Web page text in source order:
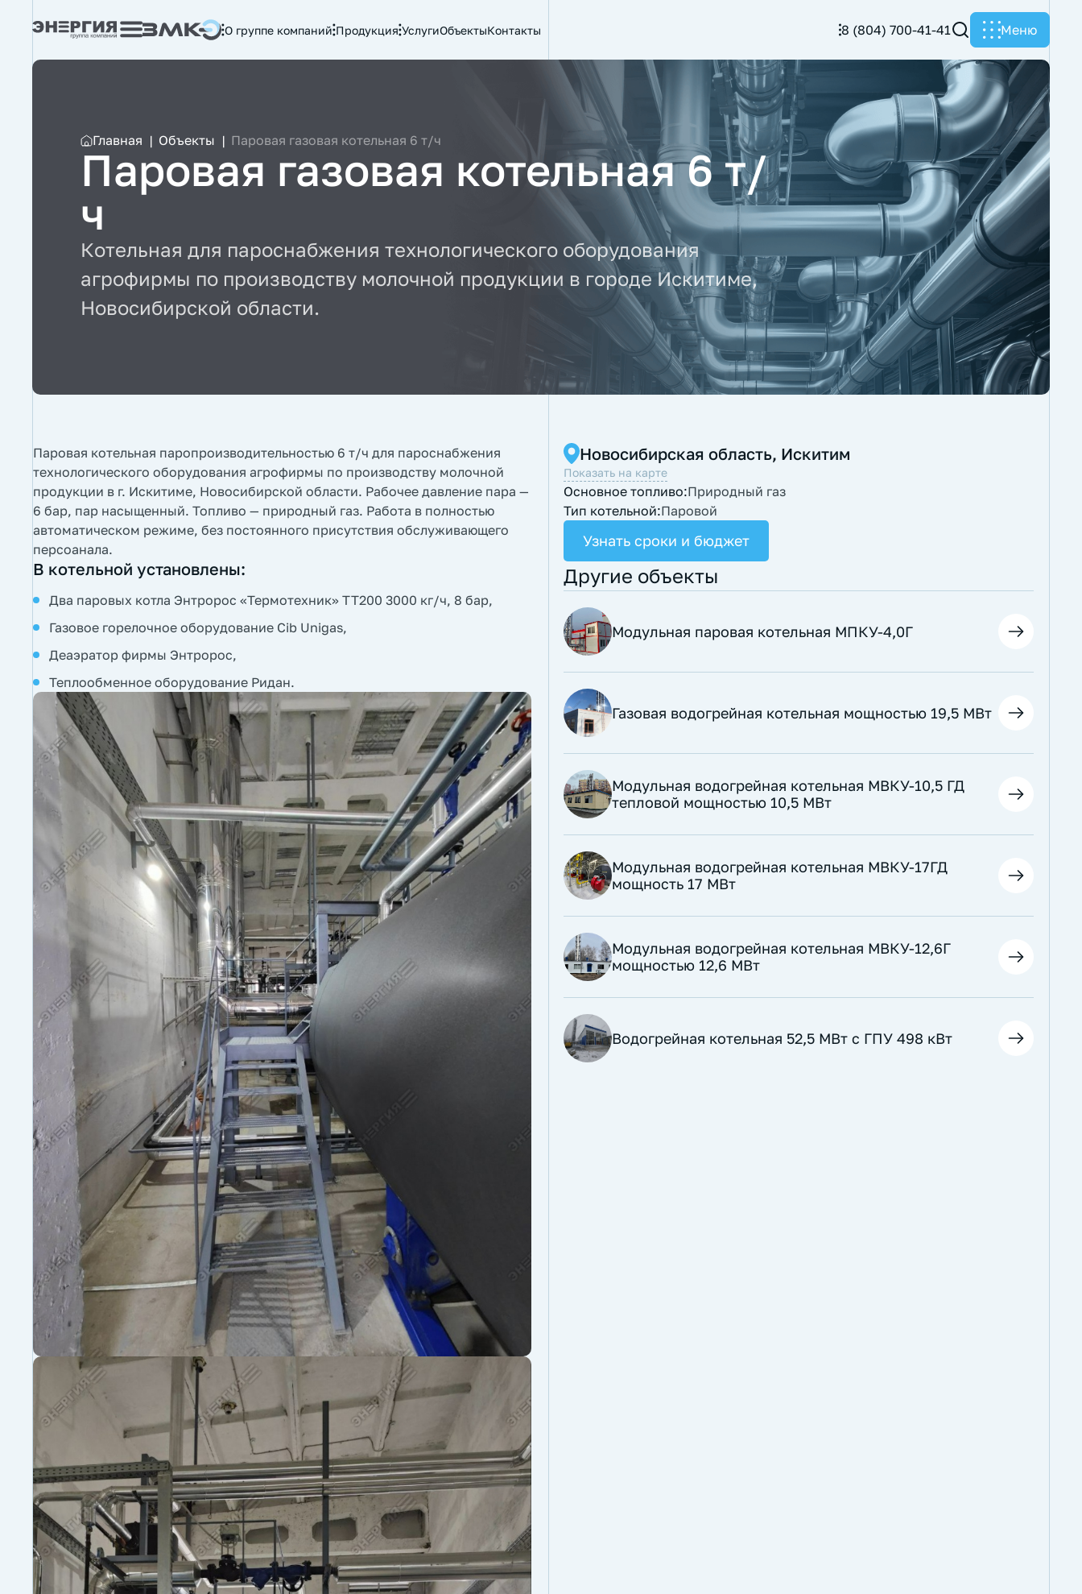
О группе компаний Продукция УслугиОбъектыКонтакты 8 (804) 700-41-41 Меню
Главная | Объекты | Паровая газовая котельная 6 т/ч
Паровая газовая котельная 6 т/
ч
Котельная для пароснабжения технологического оборудования
агрофирмы по производству молочной продукции в городе Искитиме,
Новосибирской области.
Паровая котельная паропроизводительностью 6 т/ч для пароснабжения
технологического оборудования агрофирмы по производству молочной
продукции в г. Искитиме, Новосибирской области. Рабочее давление пара —
6 бар, пар насыщенный. Топливо — природный газ. Работа в полностью
автоматическом режиме, без постоянного присутствия обслуживающего
персоанала.
В котельной установлены:
Два паровых котла Энтророс «Термотехник» ТТ200 3000 кг/ч, 8 бар,
Газовое горелочное оборудование Cib Unigas,
Деаэратор фирмы Энтророс,
Теплообменное оборудование Ридан.
Новосибирская область, Искитим
Показать на карте
Основное топливо:Природный газ
Тип котельной:Паровой
Узнать сроки и бюджет
Другие объекты
Модульная паровая котельная МПКУ-4,0Г
Газовая водогрейная котельная мощностью 19,5 МВт
Модульная водогрейная котельная МВКУ-10,5 ГД
тепловой мощностью 10,5 МВт
​Модульная водогрейная котельная МВКУ-17ГД
мощность 17 МВт
​Модульная водогрейная котельная МВКУ-12,6Г
мощностью 12,6 МВт
Водогрейная котельная 52,5 МВт с ГПУ 498 кВт